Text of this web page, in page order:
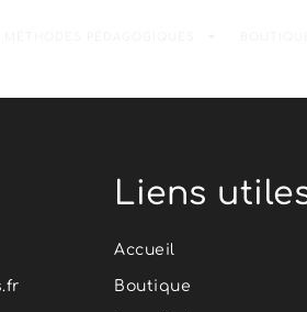
Liens
Accueil
Boutique